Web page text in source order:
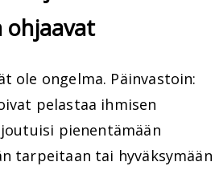
ohjaavat
ole ongelma. Päinvastoin:
pelastaa ihmisen
pienentämään
tarpeitaan tai hyväksymään